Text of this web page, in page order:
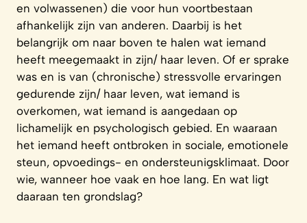
en volwassenen) die voor hun voortbestaan
afhankelijk zijn van anderen. Daarbij is het
belangrijk om naar boven te halen wat iemand
heeft meegemaakt in zijn/ haar leven. Of er sprake
was en is van (chronische) stressvolle ervaringen
gedurende zijn/ haar leven, wat iemand is
overkomen, wat iemand is aangedaan op
lichamelijk en psychologisch gebied. En waaraan
het iemand heeft ontbroken in sociale, emotionele
steun, opvoedings- en ondersteunigsklimaat. Door
wie, wanneer hoe vaak en hoe lang. En wat ligt
daaraan ten grondslag?